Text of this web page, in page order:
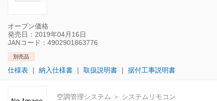
オープン価格
発売日：2019年04月16日
JANコード：4902901863776
別売品
仕様表 ｜ 納入仕様書 ｜ 取扱説明書 ｜ 据付工事説明書
空調管理システム ＞ システムリモコン